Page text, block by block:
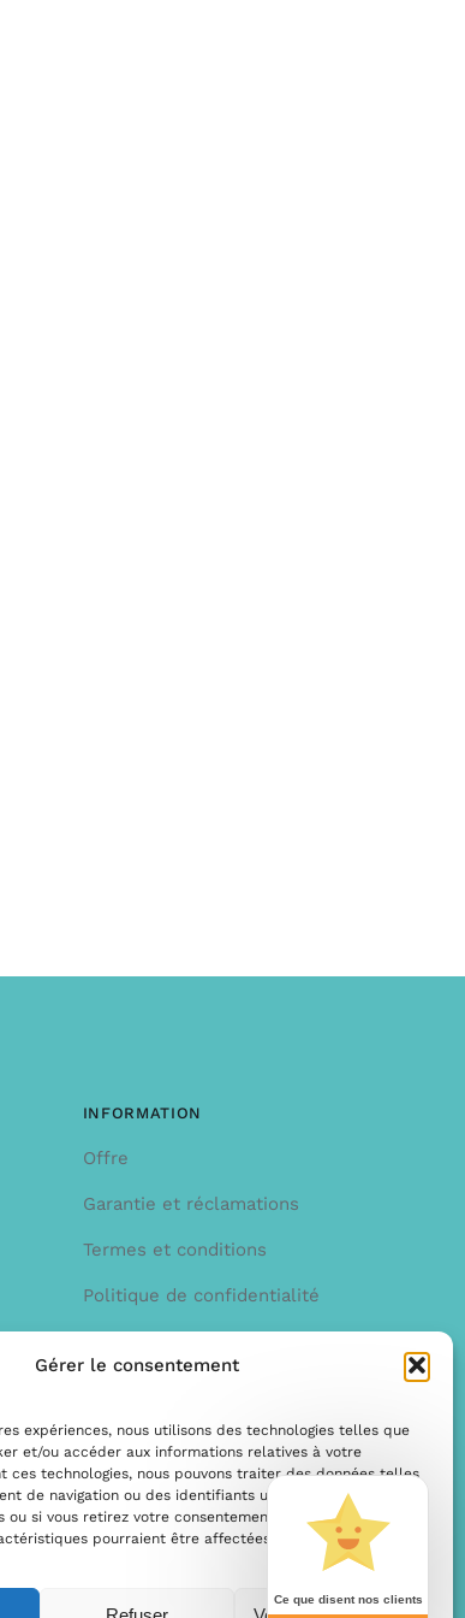
Gérer le consentement
expériences, nous utilisons des technologies telles que
et/ou accéder aux informations relatives à votre
ces technologies, nous pouvons traiter des données telles
de navigation ou des identifiants uniques sur ce site. Si
ou si vous retirez votre consentement, certaines
pourraient être affectées.
INFORMATION
Offre
Garantie et réclamations
Termes et conditions
Politique de confidentialité
Ce que disent nos clients